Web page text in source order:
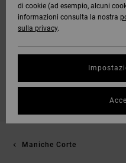
Maniche Corte
di cookie (ad esempio, alcuni
informazioni consulta la nostra
sulla privacy.